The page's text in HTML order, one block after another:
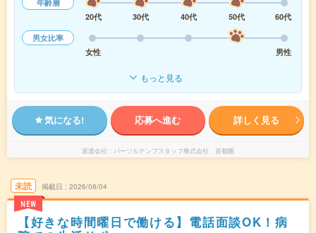
年齢層
20代
30代 40代 50代
60代
男女比率
女性
男性
もっと見る
気になる! 応募へ進む 詳しく見る
派遣会社 パーソルテンプスタッフ株式会社 首都圏
未読
NEW
掲載日 2026/08/04
【好きな時間曜日で働ける】電話面談OK！病